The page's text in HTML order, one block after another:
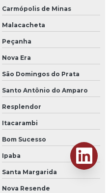
Carmópolis de Minas
Malacacheta
Peçanha
Nova Era
São Domingos do Prata
Santo Antônio do Amparo
Resplendor
Itacarambi
Bom Sucesso
Ipaba
Santa Margarida
Nova Resende